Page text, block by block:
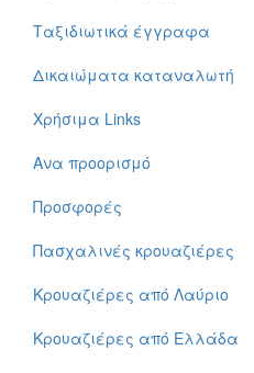
Ταξιδιωτικά έγγραφα
Δικαιώματα καταναλωτή
Χρήσιμα Links
Ανα προορισμό
Προσφορές
Πασχαλινές κρουαζιέρες
Κρουαζιέρες από Λαύριο
Κρουαζιέρες από Ελλάδα